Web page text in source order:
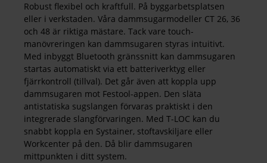
Robust flexibel och kraftfull. På byggarbetsplatsen
eller i verkstaden. Våra dammsugarmodeller CT 26, 36
och 48 är riktiga mästare. Tack vare touch-
manövreringen kan dammsugaren styras intuitivt.
Med inbyggt Bluetooth gränssnitt kan dammsugaren
startas automatiskt via ett batteriverktyg eller
fjärrkontroll (tillval). Det går även att koppla upp
dammsugaren mot Festool-appen. Den släta
antistatiska sugslangen förvaras praktiskt i den
integrerade slangförvaringen. Med T-LOC kan du
snabbt koppla en Systainer, stoftavskiljare eller
Workcenter på den. Då blir dammsugaren
mittpunkten i ditt system.